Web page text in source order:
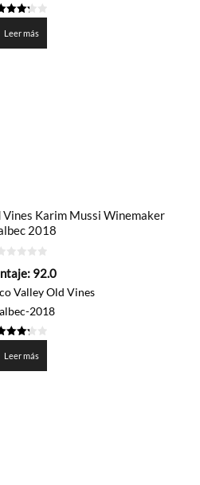
de 5
Leer más
Karim Mussi Winemaker
2018
92.0
Valley Old Vines
2018
de 5
Leer más